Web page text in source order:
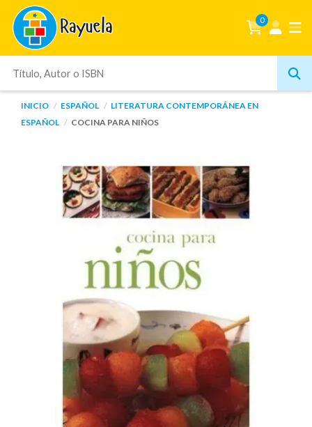
0
INICIO ESPAÑOL
LITERATURA CONTEMPORÁNEA EN
ESPAÑOL
COCINA PARA NIÑOS